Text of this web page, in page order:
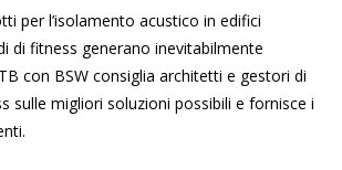
per l’isolamento acustico in edifici
di fitness generano inevitabilmente
con BSW consiglia architetti e gestori di
sulle migliori soluzioni possibili e fornisce i